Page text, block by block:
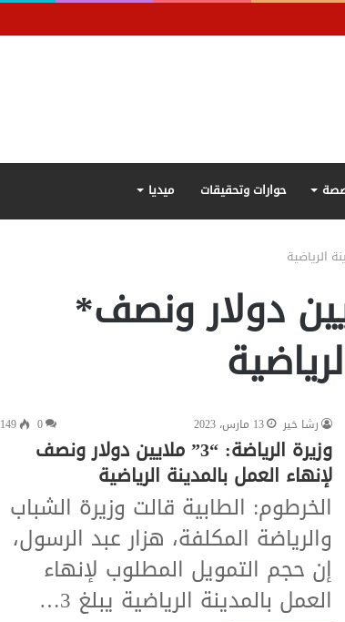
حوارات وتحقيقات ميديا
“3” ملايين دولار ونصف*
رشا خير
13 مارس، 2023 0
149
وزيرة الرياضة: “3” ملايين دولار ونصف
لإنهاء العمل بالمدينة الرياضية
الخرطوم: الطابية قالت وزيرة الشباب
والرياضة المكلفة، هزار عبد الرسول،
إن حجم التمويل المطلوب لإنهاء
العمل بالمدينة الرياضية يبلغ 3…